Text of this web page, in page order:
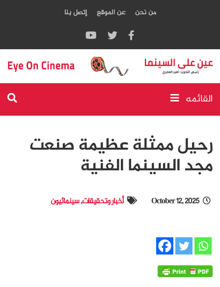
من نحن عن الموقع إتصل بنا
القائمه
رحيل ممثلة عظيمة صنعت
مجد السينما الفنية
October 12, 2025 أخبار وتحقيقات,سينمائيون